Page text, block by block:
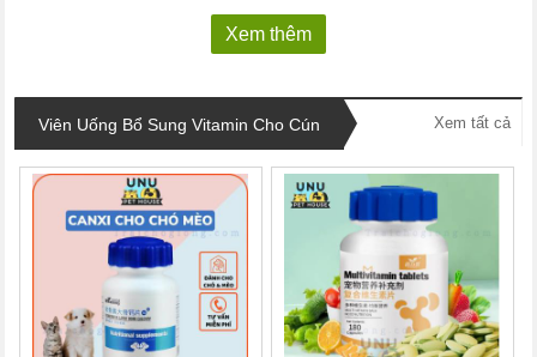
Xem thêm
Viên Uống Bổ Sung Vitamin Cho Cún Xem tất cả